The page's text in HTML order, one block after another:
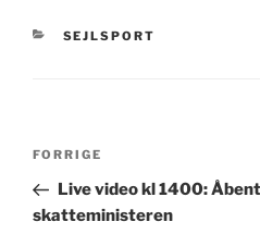
KATEGORIER
SEJLSPORT
Indlægsnavigation
Forrige
indlæg
FORRIGE
Live video kl 1400:
skatteministeren